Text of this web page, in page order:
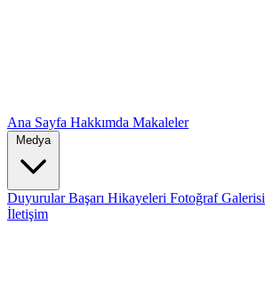
Ana Sayfa Hakkımda Makaleler
Medya
DuyurularBaşarı Hikayeleri Fotoğraf Galerisi
İletişim